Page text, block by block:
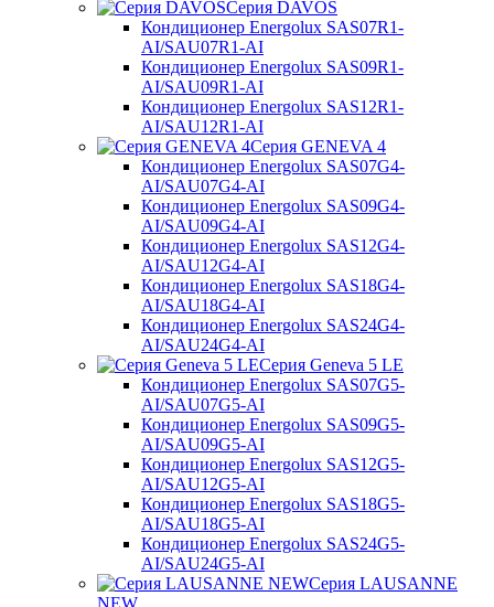
Серия DAVOS
Кондиционер Energolux SAS07R1-
AI/SAU07R1-AI
Кондиционер Energolux SAS09R1-
AI/SAU09R1-AI
Кондиционер Energolux SAS12R1-
AI/SAU12R1-AI
Серия GENEVA 4
Кондиционер Energolux SAS07G4-
AI/SAU07G4-AI
Кондиционер Energolux SAS09G4-
AI/SAU09G4-AI
Кондиционер Energolux SAS12G4-
AI/SAU12G4-AI
Кондиционер Energolux SAS18G4-
AI/SAU18G4-AI
Кондиционер Energolux SAS24G4-
AI/SAU24G4-AI
Серия Geneva 5 LE
Кондиционер Energolux SAS07G5-
AI/SAU07G5-AI
Кондиционер Energolux SAS09G5-
AI/SAU09G5-AI
Кондиционер Energolux SAS12G5-
AI/SAU12G5-AI
Кондиционер Energolux SAS18G5-
AI/SAU18G5-AI
Кондиционер Energolux SAS24G5-
AI/SAU24G5-AI
Серия LAUSANNE
NEW